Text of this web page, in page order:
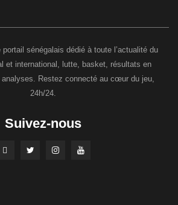
sénégalais dédié à toute l’actualité du
et international, lutte, basket, résultats en
Restez connecté au cœur du jeu,
24h/24.
Suivez-nous